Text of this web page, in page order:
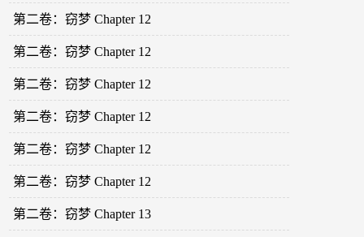
第二卷：窃梦 Chapter 12
第二卷：窃梦 Chapter 12
第二卷：窃梦 Chapter 12
第二卷：窃梦 Chapter 12
第二卷：窃梦 Chapter 12
第二卷：窃梦 Chapter 12
第二卷：窃梦 Chapter 13